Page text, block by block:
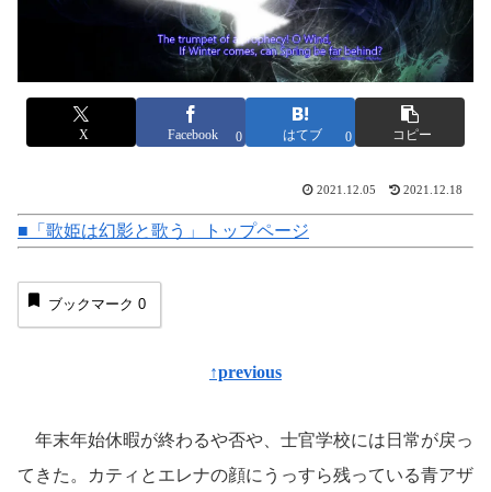
X Facebook 0 はてブ 0 コピー
2021.12.05 2021.12.18
■「歌姫は幻影と歌う」トップページ
ブックマーク 0
↑previous
年末年始休暇が終わるや否や、士官学校には日常が戻っ
てきた。カティとエレナの顔にうっすら残っている青アザ